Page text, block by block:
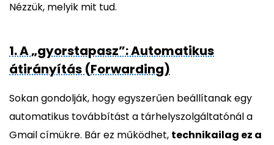
Nézzük, melyik mit tud.
1. A „gyorstapasz”: Automatikus
átirányítás (Forwarding)
Sokan gondolják, hogy egyszerűen beállítanak egy
automatikus továbbítást a tárhelyszolgáltatónál a
Gmail címükre. Bár ez működhet, technikailag ez a